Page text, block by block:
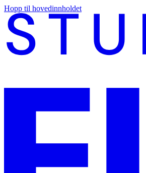
Hopp til hovedinnholdet